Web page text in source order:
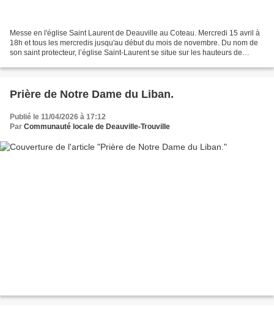
Messe en l'église Saint Laurent de Deauville au Coteau. Mercredi 15 avril à
18h et tous les mercredis jusqu'au début du mois de novembre. Du nom de
son saint protecteur, l’église Saint-Laurent se situe sur les hauteurs de
Prière de Notre Dame du Liban.
Publié le 11/04/2026 à 17:12
Par Communauté locale de Deauville-Trouville